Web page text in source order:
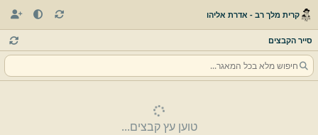
קרית מלך רב - אדרת אליהו
סייר הקבצים
טוען עץ קבצים...